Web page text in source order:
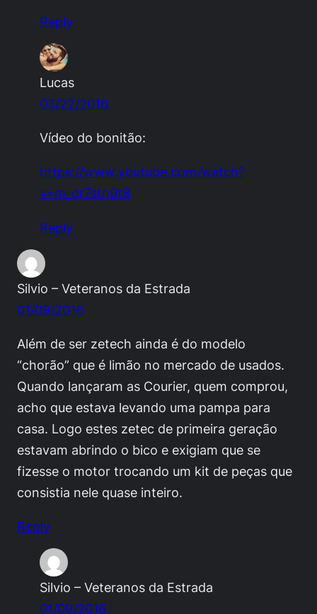
Reply
Lucas
03/22/2016
Vídeo do bonitão:
https://www.youtube.com/watch?
v=m_dr7stn9t8
Reply
Silvio – Veteranos da Estrada
01/09/2016
Além de ser zetech ainda é do modelo
“chorão” que é limão no mercado de usados.
Quando lançaram as Courier, quem comprou,
acho que estava levando uma pampa para
casa. Logo estes zetec de primeira geração
estavam abrindo o bico e exigiam que se
fizesse o motor trocando um kit de peças que
consistia nele quase inteiro.
Reply
Silvio – Veteranos da Estrada
01/09/2016